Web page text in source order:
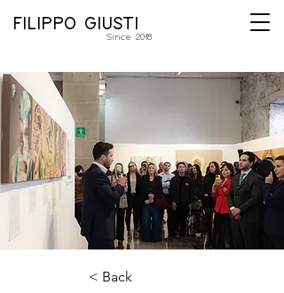
FILIPPO GIUSTI
Since 2018
< Back